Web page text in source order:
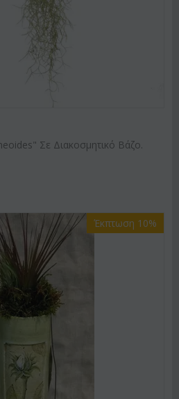
Σε Διακοσμητικό Βάζο.
Έκπτωση 10%